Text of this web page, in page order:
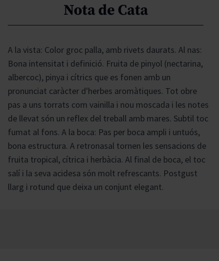
Nota de Cata
A la vista: Color groc palla, amb rivets daurats. Al nas:
Bona intensitat i definició. Fruita de pinyol (nectarina,
albercoc), pinya i cítrics que es fonen amb un
pronunciat caràcter d'herbes aromàtiques. Tot obre
pas a uns torrats com vainilla i nou moscada i les notes
de llevat són un reflex del treball amb mares. Subtil toc
fumat al fons. A la boca: Pas per boca ampli i untuós,
bona estructura. A retronasal tornen les sensacions de
fruita tropical, cítrica i herbàcia. Al final de boca, el toc
salí i la seva acidesa són molt refrescants. Postgust
llarg i rotund que deixa un conjunt elegant.